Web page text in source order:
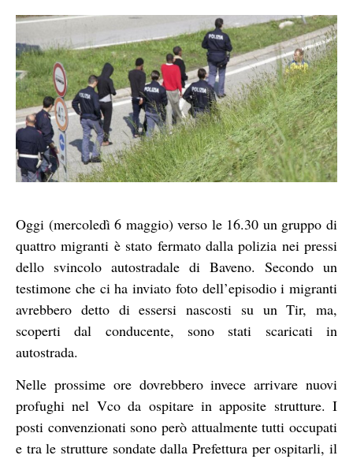
Oggi (mercoledì 6 maggio) verso le 16.30 un gruppo di
quattro migranti è stato fermato dalla polizia nei pressi
dello svincolo autostradale di Baveno. Secondo un
testimone che ci ha inviato foto dell’episodio i migranti
avrebbero detto di essersi nascosti su un Tir, ma,
scoperti dal conducente, sono stati scaricati in
autostrada.
Nelle prossime ore dovrebbero invece arrivare nuovi
profughi nel Vco da ospitare in apposite strutture. I
posti convenzionati sono però attualmente tutti occupati
e tra le strutture sondate dalla Prefettura per ospitarli, il